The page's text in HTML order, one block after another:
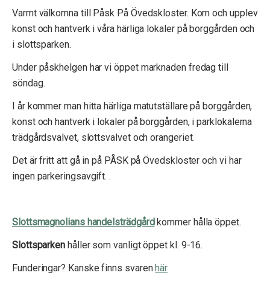
Varmt välkomna till Påsk På Övedskloster. Kom och upplev
konst och hantverk i våra härliga lokaler på borggården och
i slottsparken.
Under påskhelgen har vi öppet marknaden fredag till
söndag.
I år kommer man hitta härliga matutställare på borggården,
konst och hantverk i lokaler på borggården, i parklokalerna
trädgårdsvalvet, slottsvalvet och orangeriet.
Det är fritt att gå in på PÅSK på Övedskloster och vi har
ingen parkeringsavgift. .
Slottsmagnolians handelsträdgårdkommer hålla öppet.
Slottsparken håller som vanligt öppet kl. 9-16.
Funderingar? Kanske finns svarenhär